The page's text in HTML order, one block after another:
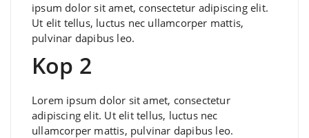
ipsum dolor sit amet, consectetur adipiscing elit.
Ut elit tellus, luctus nec ullamcorper mattis,
pulvinar dapibus leo.
Kop 2
Lorem ipsum dolor sit amet, consectetur
adipiscing elit. Ut elit tellus, luctus nec
ullamcorper mattis, pulvinar dapibus leo.